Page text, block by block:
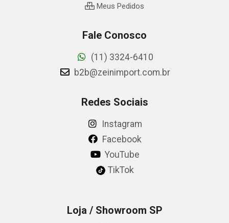
Meus Pedidos
Fale Conosco
(11) 3324-6410
b2b@zeinimport.com.br
Redes Sociais
Instagram
Facebook
YouTube
TikTok
Loja / Showroom SP